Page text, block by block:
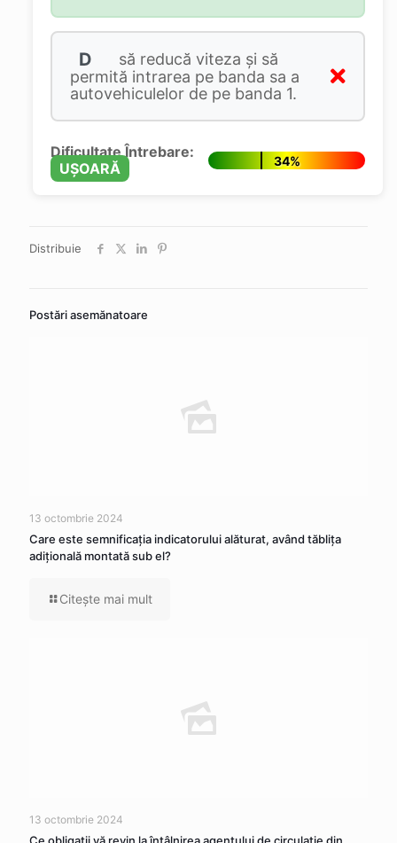
D
să reducă viteza și să
permită intrarea pe banda sa a
autovehiculelor de pe banda 1.
Dificultate Întrebare:
UȘOARĂ
34%
Distribuie
Postări asemănatoare
13 octombrie 2024
Care este semnificația indicatorului alăturat, având tăblița
adițională montată sub el?
Citeşte mai mult
13 octombrie 2024